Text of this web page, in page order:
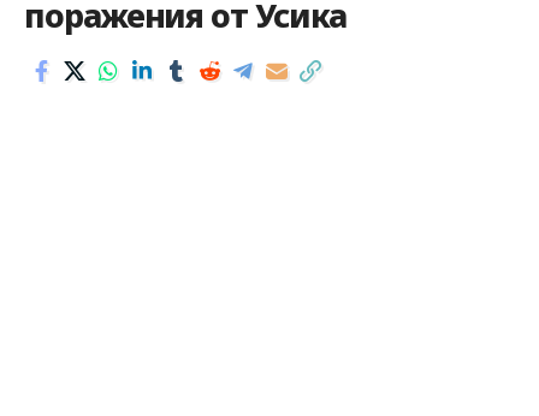
поражения от Усика